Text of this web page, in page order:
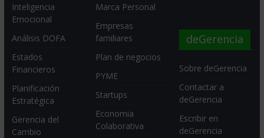
Inteligencia
Emocional
Análisis DOFA
Estados
Financieros
Planificación
Estratégica
Gerencia del
Cambio
Marca Personal
Empresas
familiares
Plan de negocios
PYME
Startups
Economia
Colaborativa
deGerencia
Sobre deGerencia
Contactar a
deGerencia
Escribir en
deGerencia